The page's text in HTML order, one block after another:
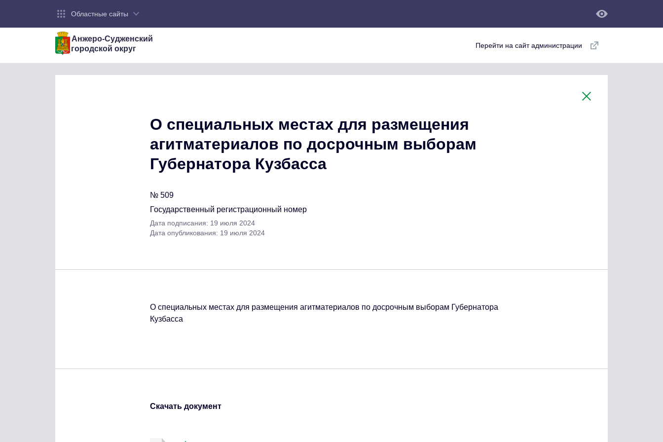
Областные сайты
Анжеро-Судженский
городской округ
Перейти на сайт администрации
О специальных местах для размещения
агитматериалов по досрочным выборам
Губернатора Кузбасса
№ 509
Государственный регистрационный номер
Дата подписания: 19 июля 2024
Дата опубликования: 19 июля 2024
О специальных местах для размещения агитматериалов по досрочным выборам Губернатора
Кузбасса
Скачать документ